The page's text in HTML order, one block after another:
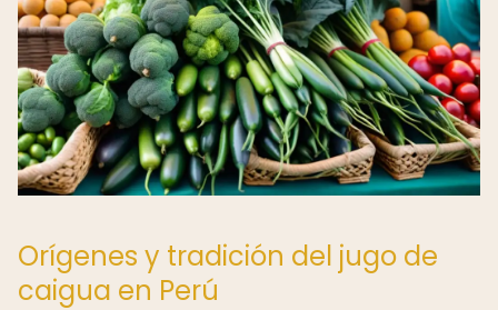
Orígenes y tradición del jugo de
caigua en Perú